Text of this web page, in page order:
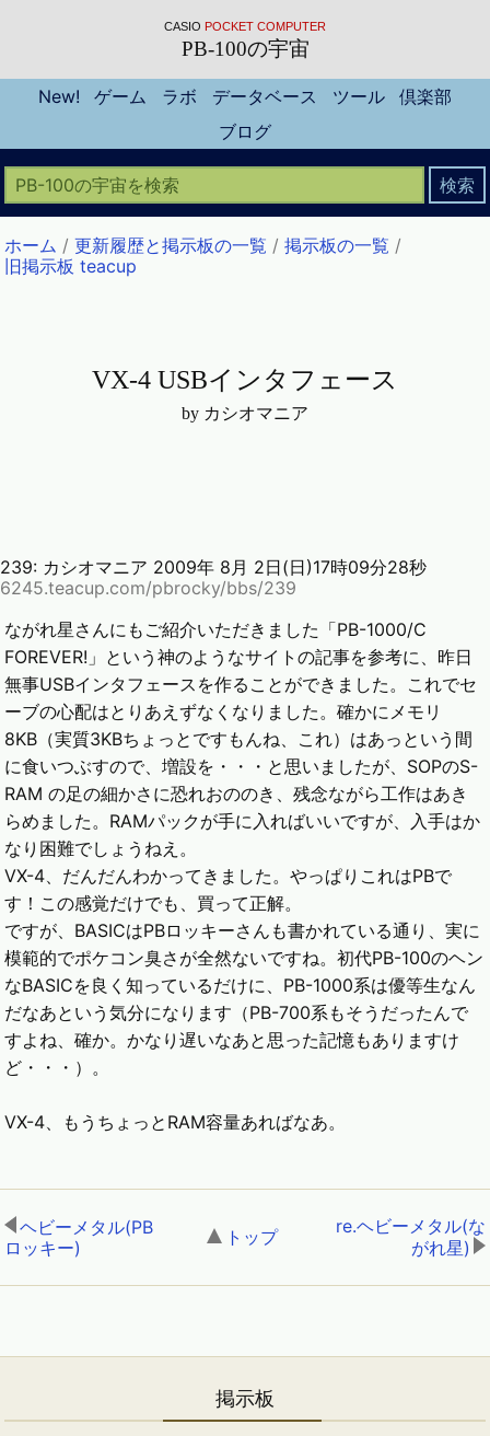
CASIO POCKET COMPUTER
PB-100の宇宙
New! ゲーム ラボ データベース ツール
倶楽部
ブログ
ホーム /更新履歴と掲示板の一覧 /掲示板の一覧 /
旧掲示板 teacup
VX-4 USBインタフェース
by カシオマニア
239: カシオマニア 2009年 8月 2日(日)17時09分28秒
6245.teacup.com/pbrocky/bbs/239
ながれ星さんにもご紹介いただきました「PB-1000/C
FOREVER!」という神のようなサイトの記事を参考に、昨日
無事USBインタフェースを作ることができました。これでセ
ーブの心配はとりあえずなくなりました。確かにメモリ
8KB（実質3KBちょっとですもんね、これ）はあっという間
に食いつぶすので、増設を・・・と思いましたが、SOPのS-
RAM の足の細かさに恐れおののき、残念ながら工作はあき
らめました。RAMパックが手に入ればいいですが、入手はか
なり困難でしょうねえ。
VX-4、だんだんわかってきました。やっぱりこれはPBで
す！この感覚だけでも、買って正解。
ですが、BASICはPBロッキーさんも書かれている通り、実に
模範的でポケコン臭さが全然ないですね。初代PB-100のヘン
なBASICを良く知っているだけに、PB-1000系は優等生なん
だなあという気分になります（PB-700系もそうだったんで
すよね、確か。かなり遅いなあと思った記憶もありますけ
ど・・・）。
VX-4、もうちょっとRAM容量あればなあ。
ヘビーメタル(PB
ロッキー)
トップ,
re.ヘビーメタル(な
がれ星)
掲示板